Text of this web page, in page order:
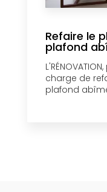
Refaire le
plafond
charge de
plafond